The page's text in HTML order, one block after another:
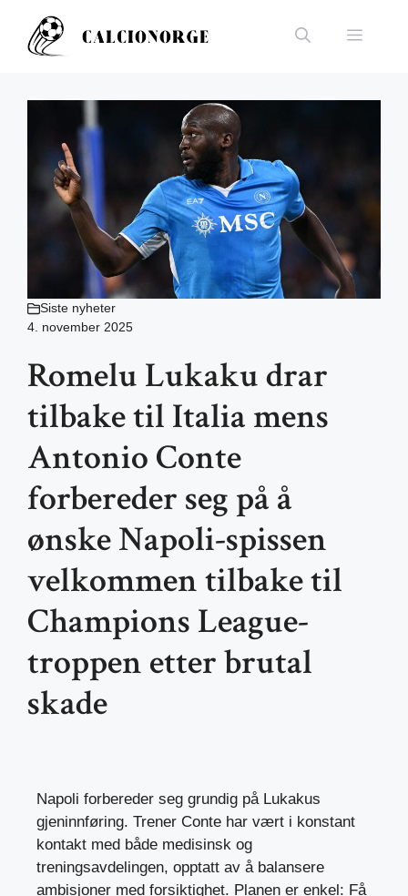
innhold
Meny
Siste nyheter
4. november 2025
Romelu Lukaku drar
tilbake til Italia mens
Antonio Conte
forbereder seg på å
ønske Napoli-spissen
velkommen tilbake til
Champions League-
troppen etter brutal
skade
Napoli forbereder seg grundig på Lukakus
gjeninnføring. Trener Conte har vært i konstant
kontakt med både medisinsk og
treningsavdelingen, opptatt av å balansere
ambisjoner med forsiktighet. Planen er enkel: Få